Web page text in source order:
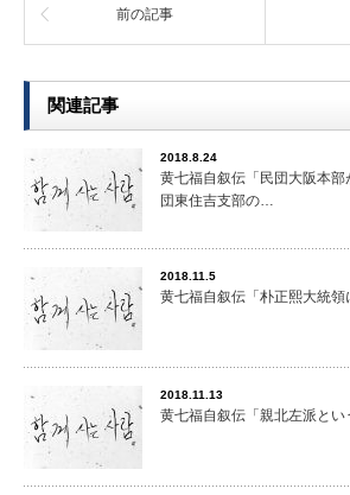
前の記事
関連記事
2018.8.24
黄七福自叙伝「民団大阪本
団東住吉支部の…
2018.11.5
黄七福自叙伝「朴正熙大統領
2018.11.13
黄七福自叙伝「親北左派とい